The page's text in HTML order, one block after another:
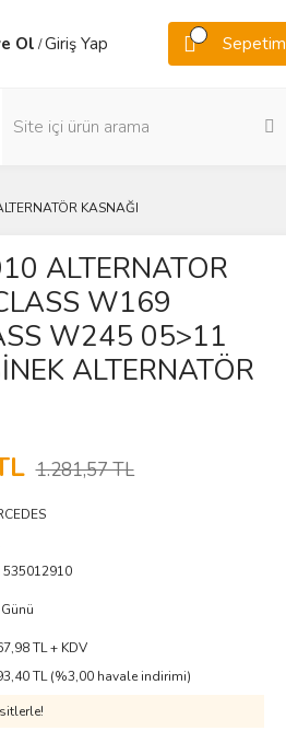
Ol /Giriş Yap Sepetim
KASNAĞI
ALTERNATOR
W169
W245 05>11
ALTERNATÖR
1.281,57 TL
535012910
TL + KDV
TL (%3,00 havale indirimi)